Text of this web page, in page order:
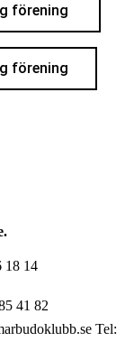
förening
förening
18 14
41 82
Tel: